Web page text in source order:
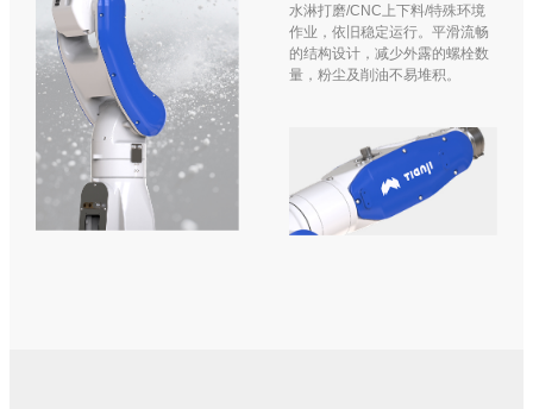
水淋打磨/CNC上下料/特殊环境
作业，依旧稳定运行。平滑流畅
的结构设计，减少外露的螺栓数
量，粉尘及削油不易堆积。